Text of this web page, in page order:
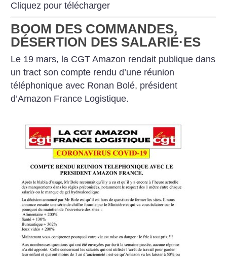
Cliquez pour télécharger
BOOM DES COMMANDES,
DÉSERTION DES SALARIÉ·ES
Le 19 mars, la CGT Amazon rendait publique dans
un tract son compte rendu d’une réunion
téléphonique avec Ronan Bolé, président
d’Amazon France Logistique.